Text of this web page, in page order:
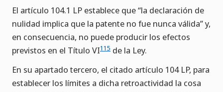
El artículo 104.1 LP establece que “la declaración de
nulidad implica que la patente no fue nunca válida” y,
en consecuencia, no puede producir los efectos
previstos en el Título VI115 de la Ley.
En su apartado tercero, el citado artículo 104 LP, para
establecer los límites a dicha retroactividad la cosa